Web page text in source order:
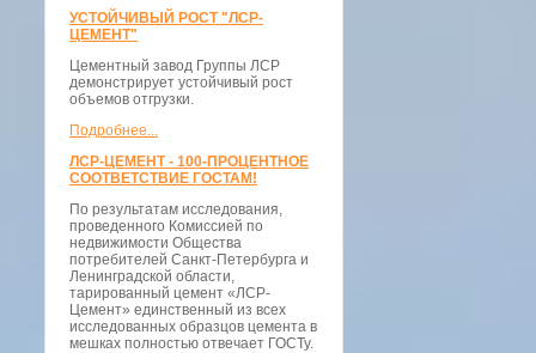
УСТОЙЧИВЫЙ РОСТ "ЛСР-
ЦЕМЕНТ"
Цементный завод Группы ЛСР
демонстрирует устойчивый рост
объемов отгрузки.
Подробнее...
ЛСР-ЦЕМЕНТ - 100-ПРОЦЕНТНОЕ
СООТВЕТСТВИЕ ГОСТАМ!
По результатам исследования,
проведенного Комиссией по
недвижимости Общества
потребителей Санкт-Петербурга и
Ленинградской области,
тарированный цемент «ЛСР-
Цемент» единственный из всех
исследованных образцов цемента в
мешках полностью отвечает ГОСТу.